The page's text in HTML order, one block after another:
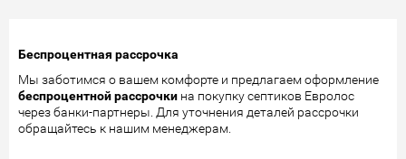
Беспроцентная рассрочка
Мы заботимся о вашем комфорте и предлагаем оформление
беспроцентной рассрочки на покупку септиков Евролос
через банки-партнеры. Для уточнения деталей рассрочки
обращайтесь к нашим менеджерам.